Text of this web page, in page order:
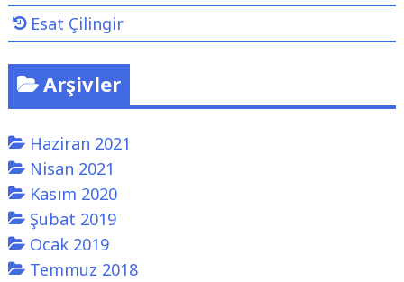
Esat Çilingir
Arşivler
Haziran 2021
Nisan 2021
Kasım 2020
Şubat 2019
Ocak 2019
Temmuz 2018